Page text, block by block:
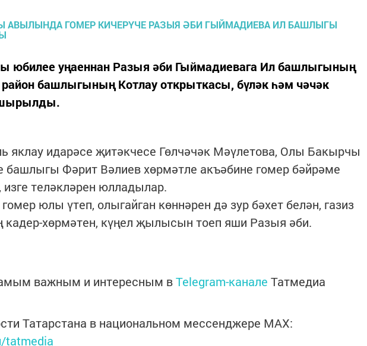
юбилее уңаеннан Разыя әби Гыймадиевага Ил башлыгының
башлыгының Котлау открыткасы, бүләк һәм чәчәк
яклау идарәсе җитәкчесе Гөлчәчәк Мәүлетова, Олы Бакырчы
башлыгы Фәрит Вәлиев хөрмәтле акъәбине гомер бәйрәме
изге теләкләрен юлладылар.
юлы үтеп, олыгайган көннәрен дә зур бәхет белән, газиз
кадер-хөрмәтен, күңел җылысын тоеп яши Разыя әби.
важным и интересным вTelegram-канале Татмедиа
Татарстана в национальном мессенджере MАХ:
tatmedia